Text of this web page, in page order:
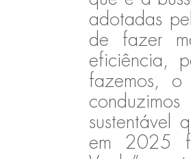
adotadas
de fazer
eficiência,
fazemos,
sustentável
em 2025